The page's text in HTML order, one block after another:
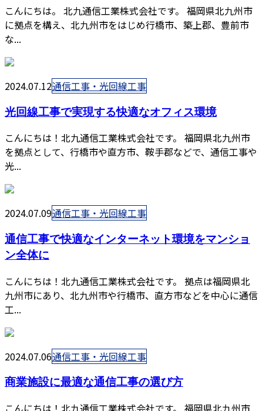
こんにちは。 北九通信工業株式会社です。 福岡県北九州市
に拠点を構え、北九州市をはじめ行橋市、築上郡、豊前市
な...
2024.07.12通信工事・光回線工事
光回線工事で実現する快適なオフィス環境
こんにちは！北九通信工業株式会社です。 福岡県北九州市
を拠点として、行橋市や直方市、鞍手郡などで、通信工事や
光...
2024.07.09通信工事・光回線工事
通信工事で快適なインターネット環境をマンショ
ン全体に
こんにちは！北九通信工業株式会社です。 拠点は福岡県北
九州市にあり、北九州市や行橋市、直方市などを中心に通信
工...
2024.07.06通信工事・光回線工事
商業施設に最適な通信工事の選び方
こんにちは！北九通信工業株式会社です。 福岡県北九州市